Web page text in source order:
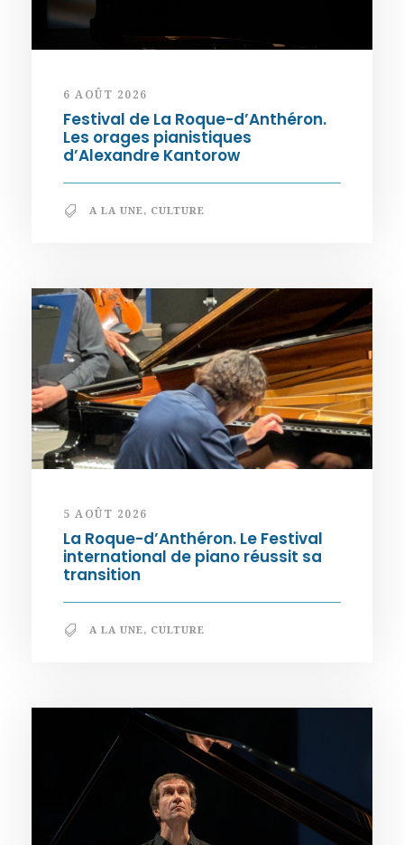
6 AOÛT 2026
Festival de La Roque-d’Anthéron.
Les orages pianistiques
d’Alexandre Kantorow
A LA UNE, CULTURE
5 AOÛT 2026
La Roque-d’Anthéron. Le Festival
international de piano réussit sa
transition
A LA UNE, CULTURE